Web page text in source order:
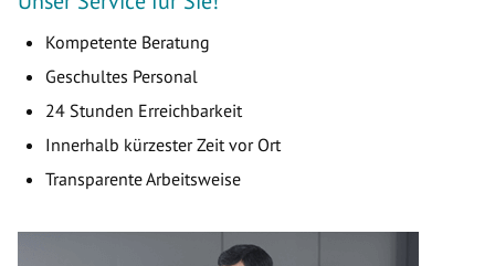
Kompetente Beratung
Geschultes Personal
24 Stunden Erreichbarkeit
Innerhalb kürzester Zeit vor Ort
Transparente Arbeitsweise